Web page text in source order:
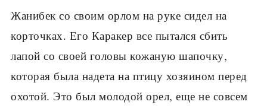
Жанибек со своим орлом на руке сидел на
корточках. Его Каракер все пытался сбить
лапой со своей головы кожаную шапочку,
которая была надета на птицу хозяином перед
охотой. Это был молодой орел, еще не совсем